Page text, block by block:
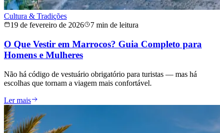
Cultura & Tradições
19 de fevereiro de 2026
7 min de leitura
O Que Vestir em Marrocos? Guia Completo para
Homens e Mulheres
Não há código de vestuário obrigatório para turistas — mas há
escolhas que tornam a viagem mais confortável.
Ler mais